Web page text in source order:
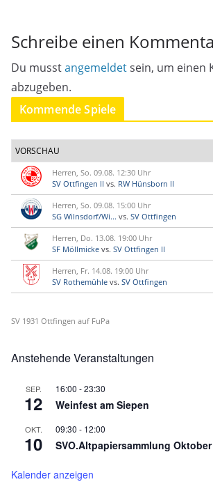
Schreibe einen
Du musstangemeldetsein, um einen
abzugeben.
Kommende Spiele
VORSCHAU
Herren, So. 09.08. 12:30 Uhr
SV Ottfingen II vs. RW Hünsborn II
Herren, So. 09.08. 15:00 Uhr
SG Wilnsdorf/Wi... vs. SV Ottfingen
Herren, Do. 13.08. 19:00 Uhr
SF Möllmicke vs. SV Ottfingen II
Herren, Fr. 14.08. 19:00 Uhr
SV Rothemühle vs. SV Ottfingen
SV 1931 Ottfingen auf FuPa
Anstehende Veranstaltungen
SEP.
12
16:00 -23:30
Weinfest am Siepen
OKT.
10
09:30 - 12:00
SVO.Altpapiersammlung
Kalender anzeigen